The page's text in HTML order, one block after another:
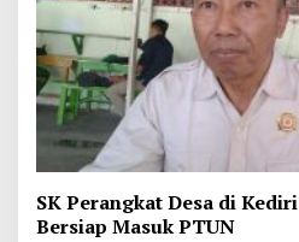
SK Perangkat Desa di
Bersiap Masuk PTUN